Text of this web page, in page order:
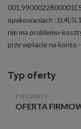
opakowaniach
nie ma problemu-
przy wpłacie na
Typ oferty
TYP OFERTY
OFERTA